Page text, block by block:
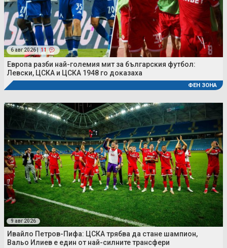
6 авг 2026 | 11
Европа разби най-големия мит за българския футбол:
Левски, ЦСКА и ЦСКА 1948 го доказаха
ФЕН ЗОНА
9 авг 2026
Ивайло Петров-Пифа: ЦСКА трябва да стане шампион,
Вальо Илиев е един от най-силните трансфери